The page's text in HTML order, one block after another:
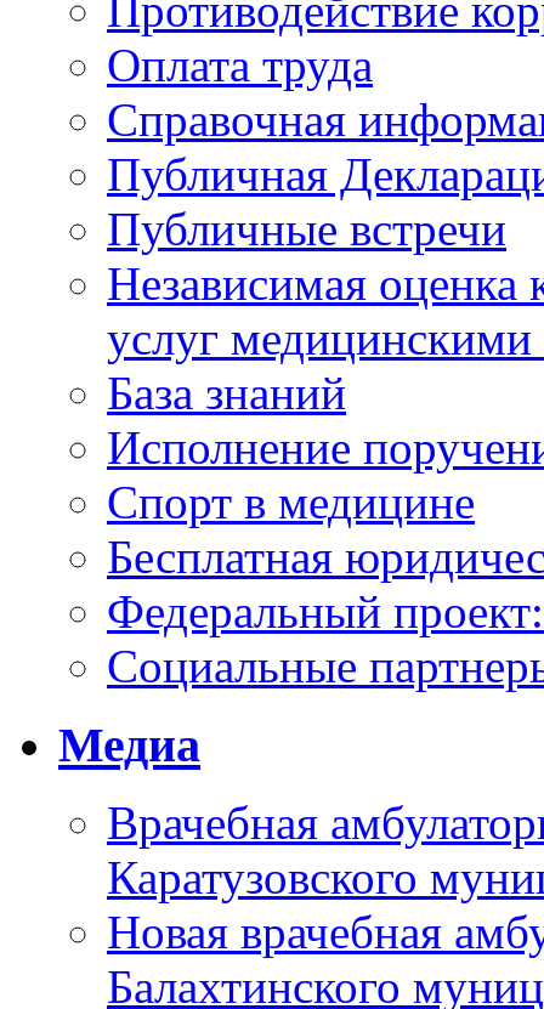
Оплата труда
Справочная
Публичная
Публичные встречи
Независимая оценка
услуг
База знаний
Исполнение
Спорт в медицине
Бесплатная
Федеральный
Социальные
Медиа
Врачебная
Каратузовского
Новая врачебная
Балахтинского